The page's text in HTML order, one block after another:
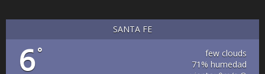
SANTA FE
6°
few clouds
71% humedad